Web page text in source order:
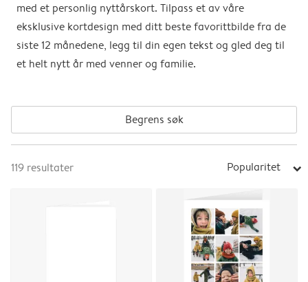
med et personlig nyttårskort. Tilpass et av våre
eksklusive kortdesign med ditt beste favorittbilde fra de
siste 12 månedene, legg til din egen tekst og gled deg til
et helt nytt år med venner og familie.
Begrens søk
119 resultater Popularitet arrow_right